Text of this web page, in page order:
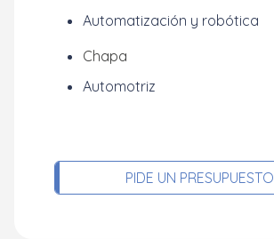
Automatización y robótica
Chapa
Automotriz
PIDE UN PRESUPUESTO